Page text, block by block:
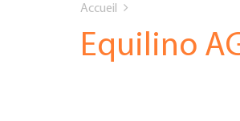
INFOTHÈQUE
are
Accueil
Equilino